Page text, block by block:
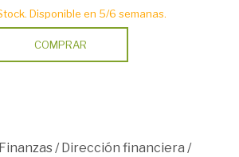
Disponible en 5/6 semanas.
COMPRAR
Finanzas/ Dirección financiera /